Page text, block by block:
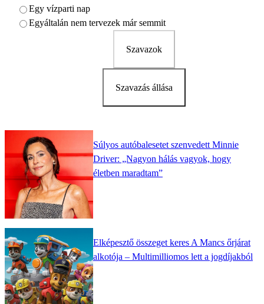
Egy vízparti nap
Egyáltalán nem tervezek már semmit
Szavazok
Szavazás állása
Súlyos autóbalesetet szenvedett Minnie
Driver: „Nagyon hálás vagyok, hogy
életben maradtam”
Elképesztő összeget keres A Mancs őrjárat
alkotója – Multimilliomos lett a jogdíjakból